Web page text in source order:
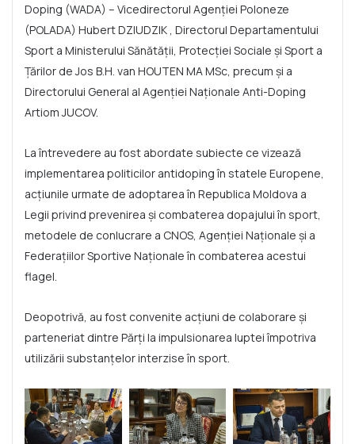
Doping (WADA) – Vicedirectorul Agenției Poloneze
(POLADA) Hubert DZIUDZIK , Directorul Departamentului
Sport a Ministerului Sănătății, Protecției Sociale și Sport a
Țărilor de Jos B.H. van HOUTEN MA MSc, precum și a
Directorului General al Agenției Naționale Anti-Doping
Artiom JUCOV.
La întrevedere au fost abordate subiecte ce vizează
implementarea politicilor antidoping în statele Europene,
acțiunile urmate de adoptarea în Republica Moldova a
Legii privind prevenirea și combaterea dopajului în sport,
metodele de conlucrare a CNOS, Agenției Naționale și a
Federațiilor Sportive Naționale în combaterea acestui
flagel.
Deopotrivă, au fost convenite acțiuni de colaborare și
parteneriat dintre Părți la impulsionarea luptei împotriva
utilizării substanțelor interzise în sport.